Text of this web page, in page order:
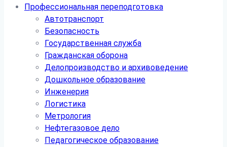
Профессиональная переподготовка
Автотранспорт
Безопасность
Государственная служба
Гражданская оборона
Делопроизводство и архивоведение
Дошкольное образование
Инженерия
Логистика
Метрология
Нефтегазовое дело
Педагогическое образование